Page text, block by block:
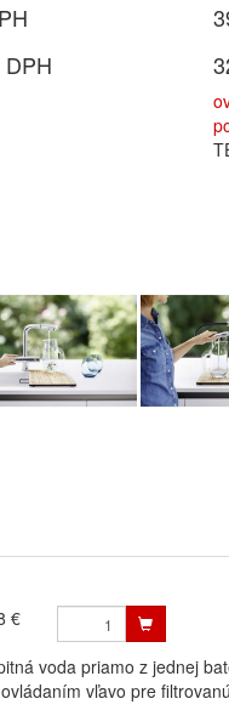
€
voda priamo z jednej
vľavo pre